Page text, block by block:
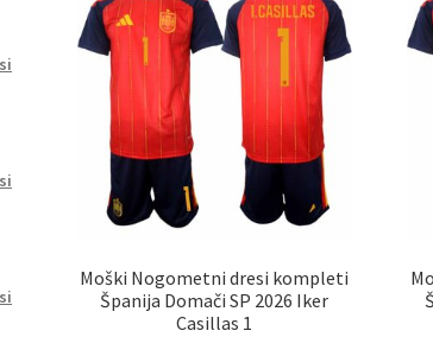
lahko
izberete
strani
izdelka
Moški Nogometni dresi kompleti
Španija Domači SP 2026 Iker
Casillas 1